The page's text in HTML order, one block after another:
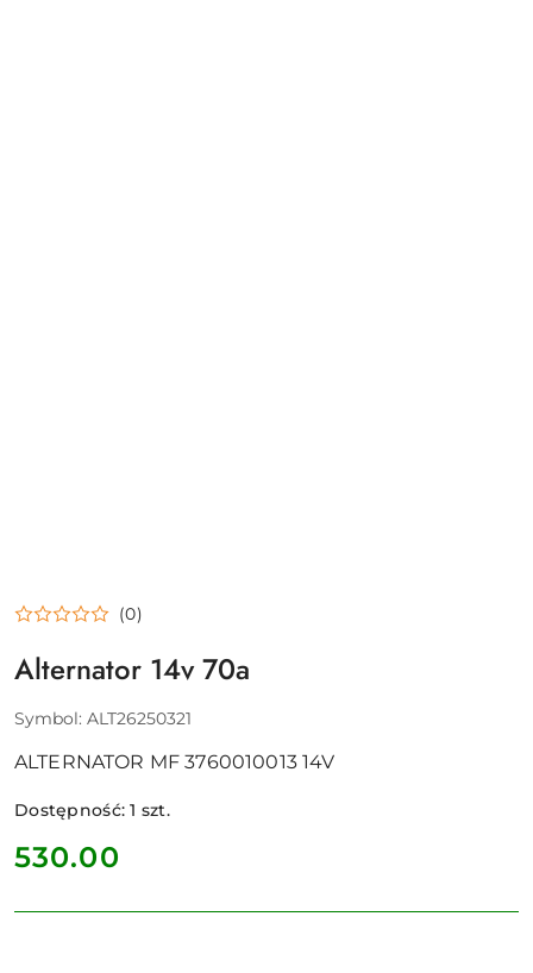
(0)
Alternator 14v 70a
Symbol: ALT26250321
ALTERNATOR MF 3760010013 14V
Dostępność:1 szt.
cena:
530.00